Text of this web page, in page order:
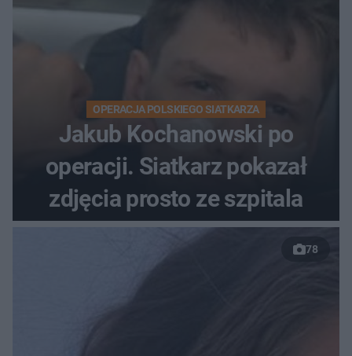
OPERACJA POLSKIEGO SIATKARZA
Jakub Kochanowski po
operacji. Siatkarz pokazał
zdjęcia prosto ze szpitala
78